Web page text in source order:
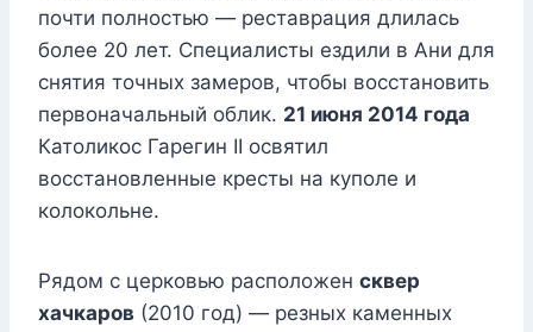
почти полностью — реставрация длилась
более 20 лет. Специалисты ездили в Ани для
снятия точных замеров, чтобы восстановить
первоначальный облик. 21 июня 2014 года
Католикос Гарегин II освятил
восстановленные кресты на куполе и
колокольне.
Рядом с церковью расположен сквер
хачкаров (2010 год) — резных каменных